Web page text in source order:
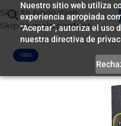
Nuestro sitio web utiliza
experiencia apropiada
“Aceptar”, autoriza el uso
nuestra directiva de
Skip to navigation
Skip to main content
Inicio/ Accesorios
-16%